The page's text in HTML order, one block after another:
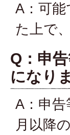
A：可
た上で
Q：申
になり
A：申
月以降